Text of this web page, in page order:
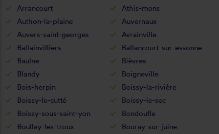
Arrancourt
Athis-mons
Authon-la-plaine
Auvernaux
Auvers-saint-georges
Avrainville
Ballainvilliers
Ballancourt-sur-essonne
Baulne
Bièvres
Blandy
Boigneville
Bois-herpin
Boissy-la-rivière
Boissy-le-cutté
Boissy-le-sec
Boissy-sous-saint-yon
Bondoufle
Boullay-les-troux
Bouray-sur-juine